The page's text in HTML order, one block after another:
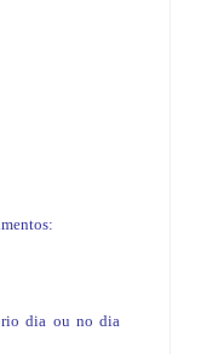
dia ou no dia